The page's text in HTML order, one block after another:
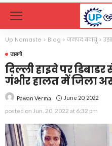
Up Namaste > Blog > जनपद बदायूं>
उझानी
दिल्ली हाइवे पर
गंभीर हालत में जिला
Pawan Verma June 20, 2022
posted on Jun. 20, 2022 at 6:32 pm